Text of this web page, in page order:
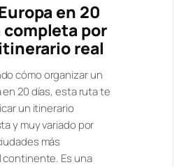
en 20
por
real
cómo organizar un
en 20 días, esta ruta te
un itinerario
y muy variado por
más
Es una